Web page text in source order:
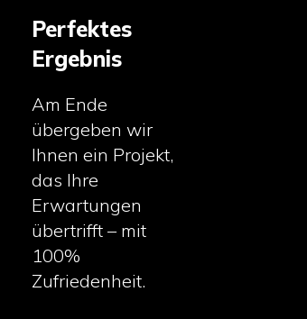
Perfektes
Ergebnis
Am Ende
übergeben wir
Ihnen ein Projekt,
das Ihre
Erwartungen
übertrifft – mit
100%
Zufriedenheit.